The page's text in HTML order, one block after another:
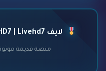
لايف HD7 | Livehd7 - بث مباشر بدون تقطيع
منصة قديمة